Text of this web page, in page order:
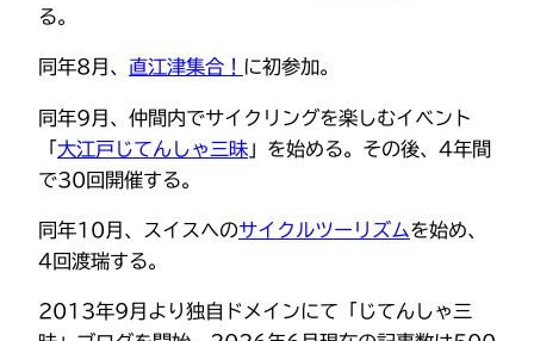
る。
同年8月、 直江津集合！ に初参加。
同年9月、仲間内でサイクリングを楽しむイベント
大江戸じてんしゃ三昧 」を始める。その後、4年間
で30回開催する。
同年10月、スイスへのサイクルツーリズムを始め、
4回渡瑞する。
2013年9月より独自ドメインにて「じてんしゃ三